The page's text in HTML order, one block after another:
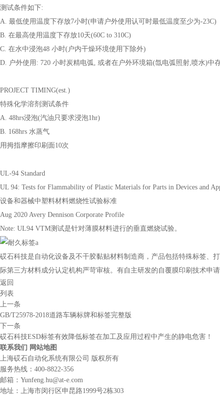
测试条件如下:
A. 最低使用温度下存放7小时(申请户外使用认可时最低温度至少为-23C)
B. 在最高使用温度下存放10天(60C to 310C)
C. 在水中浸泡48 小时(户内干燥环境使用下除外)
D. 户外使用: 720 小时炭精电弧, 或者在户外环境箱(氙电弧照射,喷水)中
PROJECT TIMING(est.)
特殊化学溶剂测试条件
A. 48hrs浸泡(汽油只要求浸泡1hr)
B. 168hrs 水蒸气
用拇指摩擦印刷面10次
UL-94 Standard
UL 94: Tests for Flammability of Plastic Materials for Parts in Devices and
设备和器械中塑料材料燃烧性试验标准
Aug 2020 Avery Dennison Corporate Profile
Note: UL94 VTM测试是针对薄膜材料进行的垂直燃烧试验。
砹石科技是自动化设备及不干胶黏贴材料制造商，产品包括特殊标签、
际第三方材料成分认定机构严苛审核。有自主研发的自覆膜印刷技术申
返回
列表
上一条
GB/T25978-2018道路车辆标牌和标签完整版
下一条
砹石科技ESD标签有效降低标签在加工及应用过程中产生的静电危害！
联系我们 网站地图
上海砹石自动化系统有限公司 版权所有
服务热线： 400-8822-356
邮箱：Yunfeng.hu@at-e.com
地址：上海市闵行区申昆路1999号2栋303